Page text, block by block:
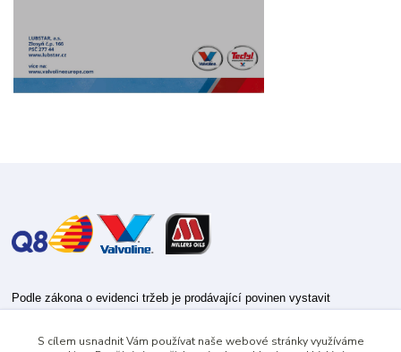
Podle zákona o evidenci tržeb je prodávající povinen vystavit
Zároveň je povinen zaevidovat přijatou tržbu u správce daně online; v
S cílem usnadnit Vám používat naše webové stránky využíváme